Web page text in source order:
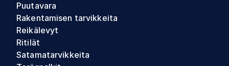
Puutavara
Rakentamisen tarvikkeita
Reikälevyt
Ritilät
Satamatarvikkeita